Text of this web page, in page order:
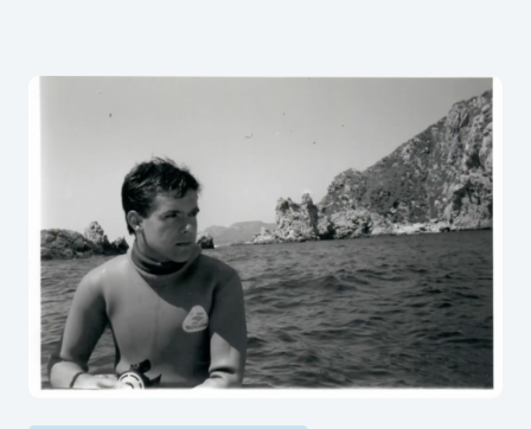
Ugonjwa wa Msingi wa Kuhama ni Nini — Na